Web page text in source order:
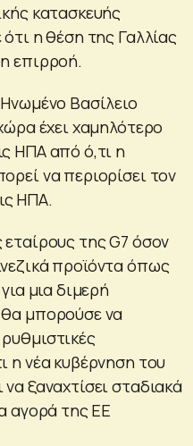
κατασκευής
η θέση της Γαλλίας
επιρροή.
Βασίλειο
έχει χαμηλότερο
ΗΠΑ από ό,τι η
να περιορίσει τον
ΗΠΑ.
της G7 όσον
προϊόντα όπως
μια διμερή
μπορούσε να
η νέα κυβέρνηση του
ξαναχτίσει σταδιακά
αγορά της ΕΕ